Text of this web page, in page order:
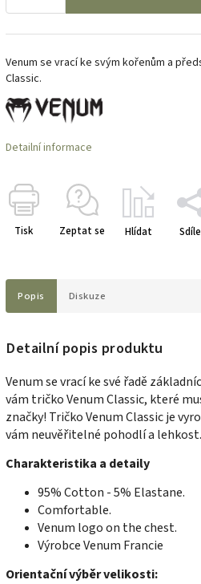
Venum se vrací ke svým kořenům a
Classic.
Detailní informace
Tisk Zeptat se Hlídat
Popis Diskuze
Detailní popis produktu
Venum se vrací ke své řadě
vám tričko Venum Classic, které
značky! Tričko Venum Classic je
vám neuvěřitelné pohodlí a lehkost.
Charakteristika a detaily
95% Cotton - 5% Elastane.
Comfortable.
Venum logo on the chest.
Výrobce Venum Francie
Orientační výběr velikosti: